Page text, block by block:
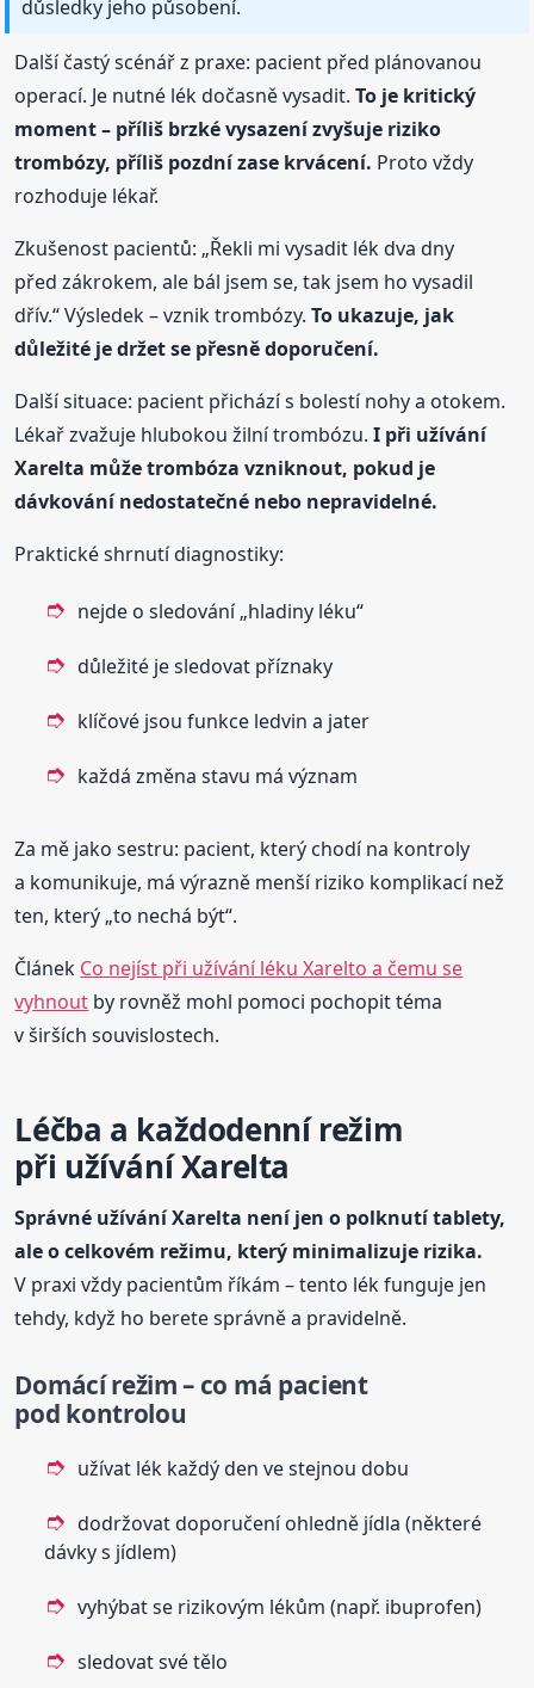
důsledky jeho působení.
Další častý scénář z praxe: pacient před plánovanou
operací. Je nutné lék dočasně vysadit.To je kritický
moment – příliš brzké vysazení zvyšuje riziko
trombózy, příliš pozdní zase krvácení. Proto vždy
rozhoduje lékař.
Zkušenost pacientů: „Řekli mi vysadit lék dva dny
před zákrokem, ale bál jsem se, tak jsem ho vysadil
dřív.“ Výsledek – vznik trombózy.To ukazuje, jak
důležité je držet se přesně doporučení.
Další situace: pacient přichází s bolestí nohy a otokem.
Lékař zvažuje hlubokou žilní trombózu.I při užívání
Xarelta může trombóza vzniknout, pokud je
dávkování nedostatečné nebo nepravidelné.
Praktické shrnutí diagnostiky:
nejde o sledování „hladiny léku“
důležité je sledovat příznaky
klíčové jsou funkce ledvin a jater
každá změna stavu má význam
Za mě jako sestru: pacient, který chodí na kontroly
a komunikuje, má výrazně menší riziko komplikací než
ten, který „to nechá být“.
Článek Co nejíst při užívání léku Xarelto a čemu se
vyhnout by rovněž mohl pomoci pochopit téma
v širších souvislostech.
Léčba a každodenní režim
při užívání Xarelta
Správné užívání Xarelta není jen o polknutí tablety,
ale o celkovém režimu, který minimalizuje rizika.
V praxi vždy pacientům říkám – tento lék funguje jen
tehdy, když ho berete správně a pravidelně.
Domácí režim – co má pacient
pod kontrolou
užívat lék každý den ve stejnou dobu
dodržovat doporučení ohledně jídla (některé
dávky s jídlem)
vyhýbat se rizikovým lékům (např. ibuprofen)
sledovat své tělo